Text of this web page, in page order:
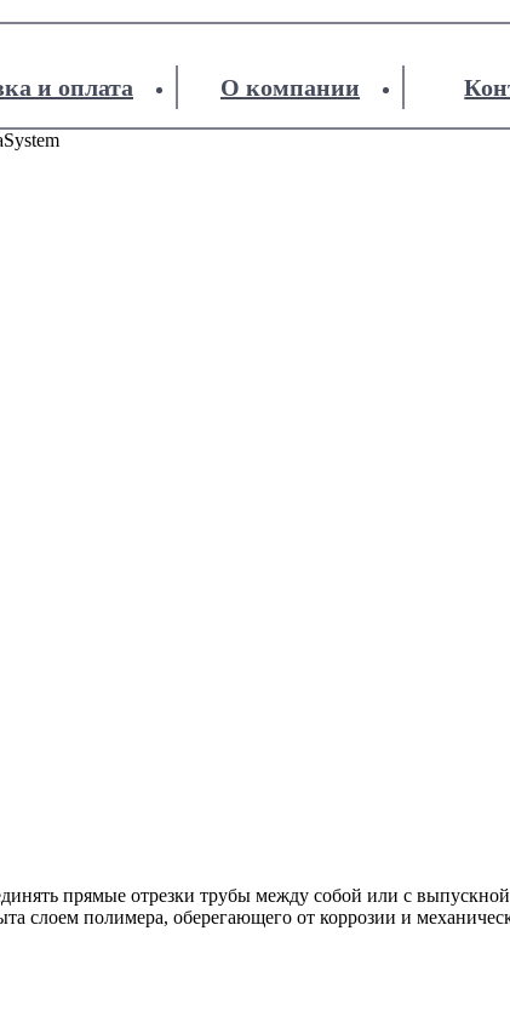
и оплата О компании
прямые отрезки трубы между собой или с
слоем полимера, оберегающего от коррозии и